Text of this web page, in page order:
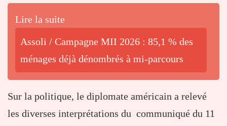
Lire la suite
Assoli / Campagne MII 2026 : 85,1 % des
ménages déjà dénombrés à mi-parcours
Sur la politique, le diplomate américain a relevé
les diverses interprétations du communiqué du 11